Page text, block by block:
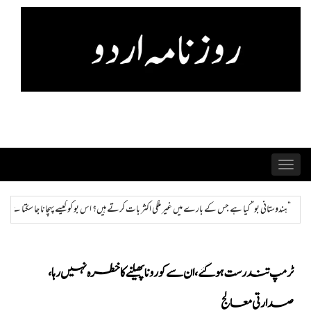
Skip
Toggle
navigation
بات کرتے ہیں؟ اس بو کو کیسے پہچانا جا سکتا ہے اور ختم کیا جا سکتا ہے؟ ہمراز: پاکستان
ٹرمپ تندرست ہوگئے، ان سے کورونا پھیلنے کا خطرہ نہیں رہا،
صدارتی معالج